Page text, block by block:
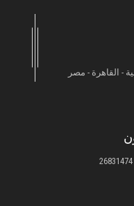
- القاهرة - مصر